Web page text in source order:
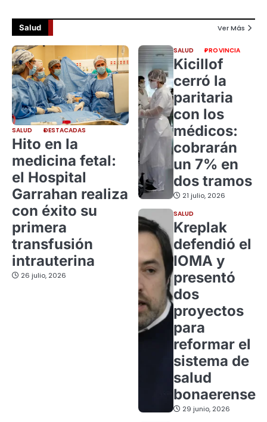
Salud Ver Más
SALUD DESTACADAS
Hito en la
medicina fetal:
el Hospital
Garrahan realiza
con éxito su
primera
transfusión
intrauterina
26 julio, 2026
SALUD PROVINCIA
Kicillof
cerró la
paritaria
con los
médicos:
cobrarán
un 7% en
dos tramos
21 julio, 2026
SALUD
Kreplak
defendió el
IOMA y
presentó
dos
proyectos
para
reformar el
sistema de
salud
bonaerense
29 junio, 2026